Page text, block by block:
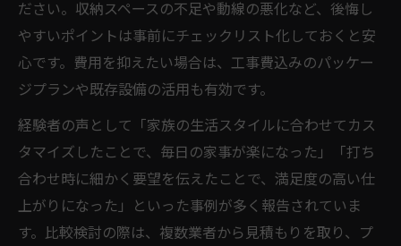
ださい。収納スペースの不足や動線の悪化など、後悔し
やすいポイントは事前にチェックリスト化しておくと安
心です。費用を抑えたい場合は、工事費込みのパッケー
ジプランや既存設備の活用も有効です。
経験者の声として「家族の生活スタイルに合わせてカス
タマイズしたことで、毎日の家事が楽になった」「打ち
合わせ時に細かく要望を伝えたことで、満足度の高い仕
上がりになった」といった事例が多く報告されていま
す。比較検討の際は、複数業者から見積もりを取り、プ